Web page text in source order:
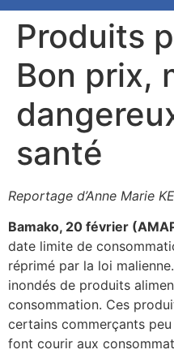
Produits
Bon prix,
santé
Reportage d’Anne Marie
Bamako, 20 février
date limite de
réprimé par la loi
inondés de produits
consommation. Ces
certains commerçants
font courir aux